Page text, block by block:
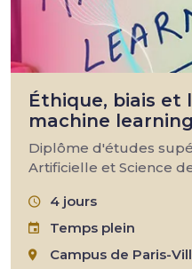
Éthique, biais et
machine learning
Diplôme d'études
Artificielle et Science
4 jours
Temps plein
Campus de Paris-